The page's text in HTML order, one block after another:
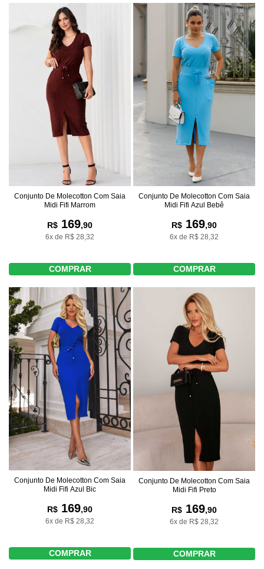
Conjunto De Molecotton Com Saia
Midi Fifi Marrom
R$ 169,90
6x de R$ 28,32
COMPRAR
Conjunto De Molecotton Com Saia
Midi Fifi Azul Bebê
R$ 169,90
6x de R$ 28,32
COMPRAR
Conjunto De Molecotton Com Saia
Midi Fifi Azul Bic
R$ 169,90
6x de R$ 28,32
COMPRAR
Conjunto De Molecotton Com Saia
Midi Fifi Preto
R$ 169,90
6x de R$ 28,32
COMPRAR